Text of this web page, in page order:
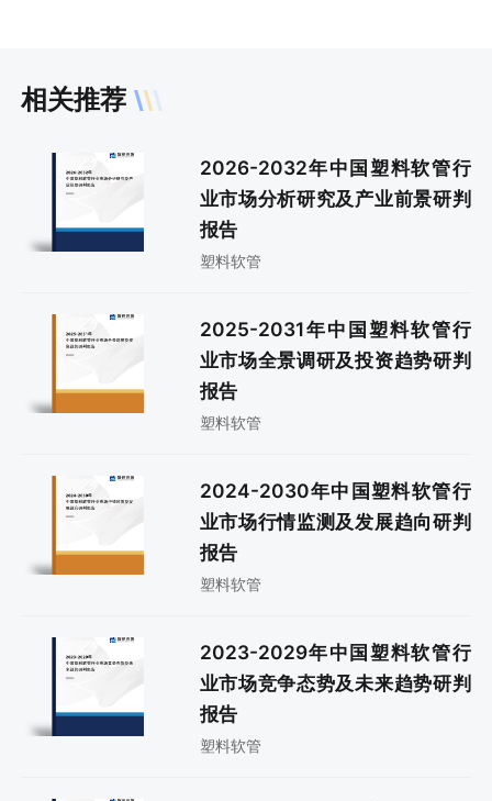
相关推荐
2026-2032年中国塑料软管行
业市场分析研究及产业前景研判
报告
塑料软管
2025-2031年中国塑料软管行
业市场全景调研及投资趋势研判
报告
塑料软管
2024-2030年中国塑料软管行
业市场行情监测及发展趋向研判
报告
塑料软管
2023-2029年中国塑料软管行
业市场竞争态势及未来趋势研判
报告
塑料软管